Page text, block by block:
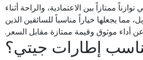
ممتازاً بين الاعتمادية، والراحة أثناء
مما يجعلها خياراً مناسباً للسائقين الذين
أداء موثوق وقيمة ممتازة مقابل السعر.
إطارات جيتي؟